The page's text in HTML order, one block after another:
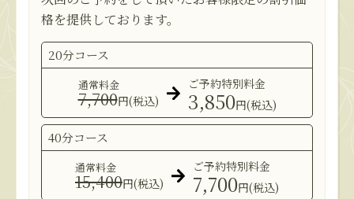
格を提供しております。
20分コース
通常料金
7,700円(税込)
ご予約特別料金
3,850円(税込)
40分コース
通常料金
15,400円(税込)
ご予約特別料金
7,700円(税込)